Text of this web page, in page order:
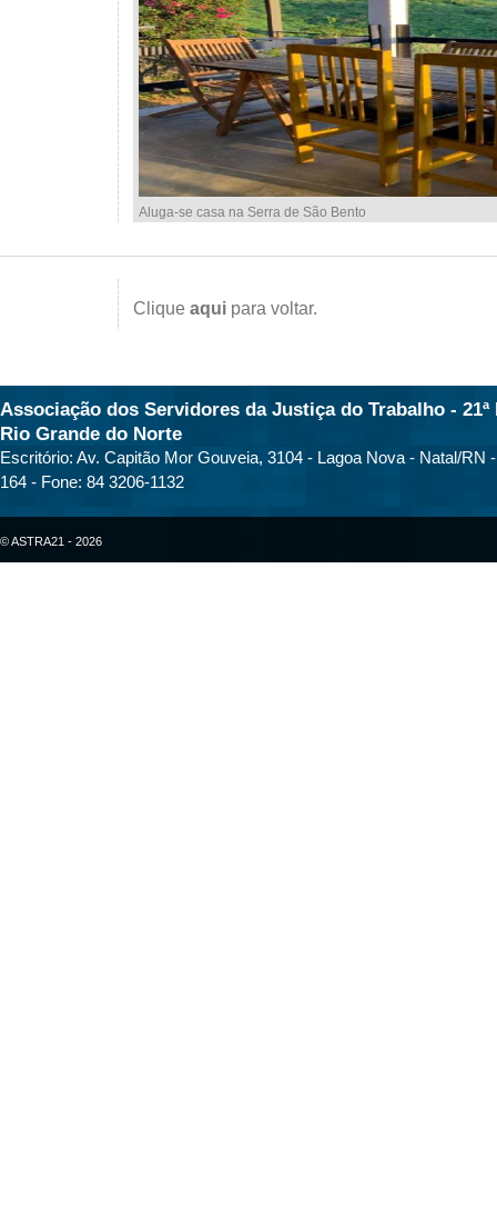
Aluga-se casa na Serra de São Bento
Clique aqui para voltar.
Associação dos Servidores da Justiça do Trabalho - 21ª
Rio Grande do Norte
Escritório: Av. Capitão Mor Gouveia, 3104 - Lagoa Nova - Natal/RN
164 - Fone: 84 3206-1132
© ASTRA21 - 2026